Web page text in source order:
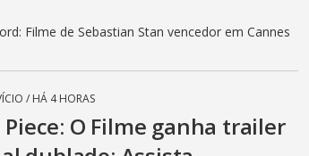
Filme de Sebastian Stan vencedor em Cannes
/ HÁ 4 HORAS
Piece: O Filme ganha trailer